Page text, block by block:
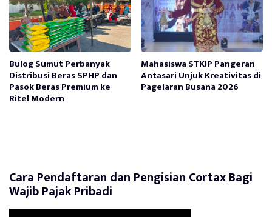
Bulog Sumut Perbanyak
Distribusi Beras SPHP dan
Pasok Beras Premium ke
Ritel Modern
Mahasiswa STKIP Pangeran
Antasari Unjuk Kreativitas di
Pagelaran Busana 2026
Cara Pendaftaran dan Pengisian Cortax Bagi
Wajib Pajak Pribadi